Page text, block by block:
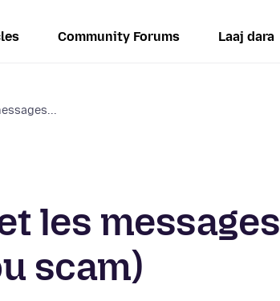
Community Forums Laaj dara
les messages
scam)